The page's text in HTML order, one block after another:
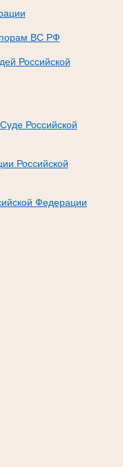
ВС РФ
Российской
Российской
Российской
Федерации